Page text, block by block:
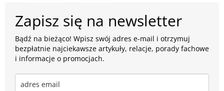
Zapisz się na newsletter
Bądź na bieżąco! Wpisz swój adres e-mail i otrzymuj
bezpłatnie najciekawsze artykuły, relacje, porady fachowe
i informacje o promocjach.